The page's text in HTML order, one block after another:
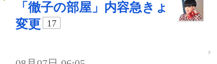
「徹子の部屋」内容急きょ
変更
17